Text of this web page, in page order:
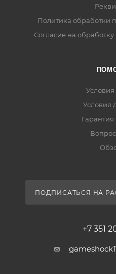
Политика обработки
Согласие на
Условия
Условия
Гарантия
ПОДПИСАТЬСЯ НА
+7 351